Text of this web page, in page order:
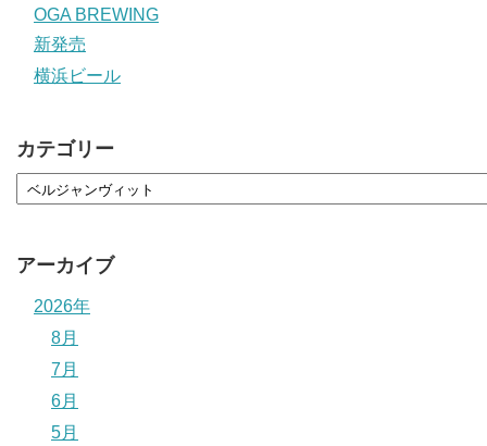
OGA BREWING
新発売
横浜ビール
カテゴリー
アーカイブ
2026年
8月
7月
6月
5月